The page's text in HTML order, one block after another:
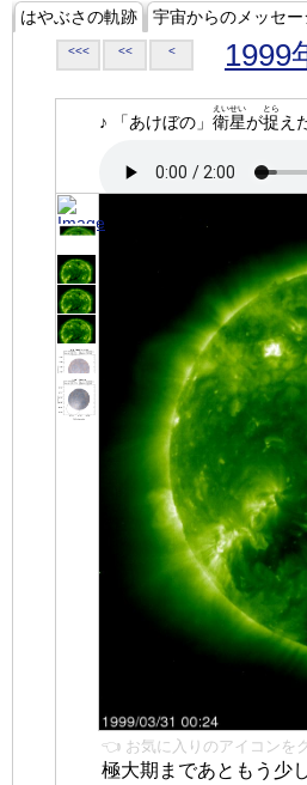
はやぶさの軌跡 宇宙からのメッセー
<<< << < 1999
♪ 「あけぼの」 衛星
えいせい
が捉
とら
え
👈 お気に入りのアイコンを
極大期まであともう少